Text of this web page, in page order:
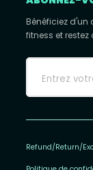
Bénéficiez
fitness et
Refund/Return/